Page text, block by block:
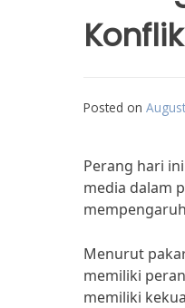
Konflik
Posted on
Perang hari
media dalam
Menurut
memiliki
memiliki